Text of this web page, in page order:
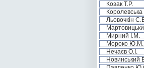
Козак Т.Р.
Льовочкін
Мирний І.М.
Мороко Ю.М.
Нечаєв О.І.
Новинський